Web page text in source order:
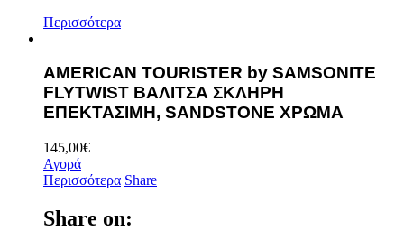
Περισσότερα
AMERICAN TOURISTER by SAMSONITE
FLYTWIST ΒΑΛΙΤΣΑ ΣΚΛΗΡΗ
ΕΠΕΚΤΑΣΙΜΗ, SANDSTONE ΧΡΩΜΑ
145,00€
Αγορά
Περισσότερα Share
Share on: